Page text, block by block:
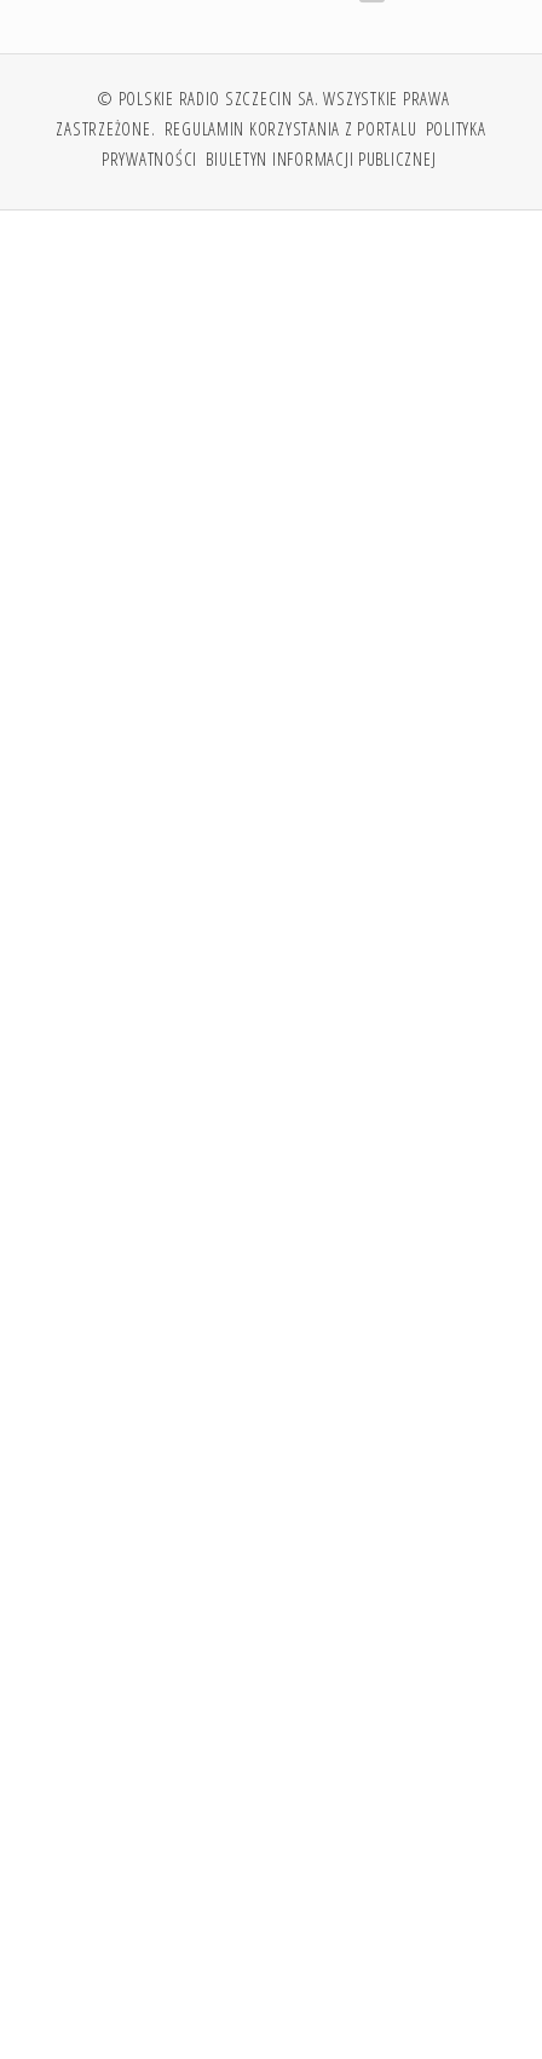
© POLSKIE RADIO SZCZECIN SA. WSZYSTKIE PRAWA
ZASTRZEŻONE. REGULAMIN KORZYSTANIA Z PORTALU POLITYKA
PRYWATNOŚCI BIULETYN INFORMACJI PUBLICZNEJ